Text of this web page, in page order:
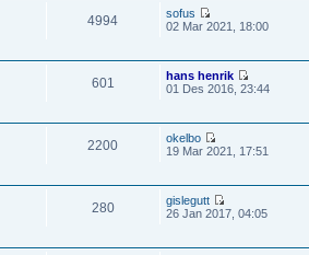
4994
sofus
02 Mar 2021, 18:00
601
hans henrik
01 Des 2016, 23:44
2200
okelbo
19 Mar 2021, 17:51
280
gislegutt
26 Jan 2017, 04:05